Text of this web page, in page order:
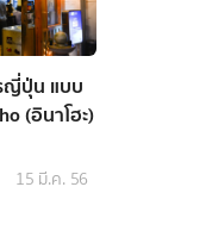
ญี่ปุ่น แบบ
(อินาโฮะ)
15 มี.ค. 56